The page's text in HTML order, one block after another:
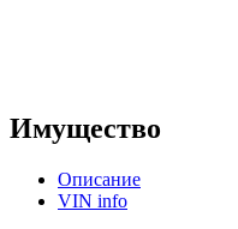
Имущество
Описание
VIN info